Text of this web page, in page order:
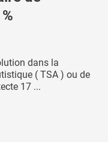
dans la
( TSA ) ou de
17 ...